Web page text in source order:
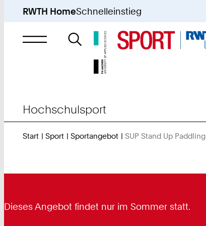
RWTH HomeSchnelleinstieg
Suche
nach
Hochschulsport
Start Sport Sportangebot SUP Stand Up Paddling
Dieses Angebot findet nur im Sommer statt.